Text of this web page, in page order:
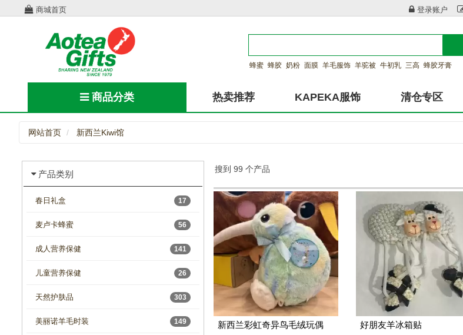
商城首页 登录账户
蜂蜜 蜂胶 奶粉 面膜 羊毛服饰 羊驼被 牛初乳 三高 蜂胶牙膏
商品分类 热卖推荐 KAPEKA服饰 清仓专区
网站首页 新西兰Kiwi馆
产品类别
17
春日礼盒
56
麦卢卡蜂蜜
141
成人营养保健
26
儿童营养保健
303
天然护肤品
149
美丽诺羊毛时装
搜到 99 个产品
新西兰彩虹奇异鸟毛绒玩偶 好朋友羊冰箱贴